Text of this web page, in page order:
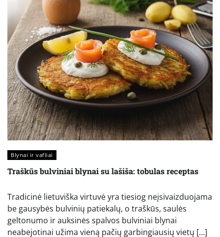
Blynai ir vafliai
Traškūs bulviniai blynai su lašiša: tobulas receptas
Tradicinė lietuviška virtuvė yra tiesiog neįsivaizduojama
be gausybės bulvinių patiekalų, o traškūs, saulės
geltonumo ir auksinės spalvos bulviniai blynai
neabejotinai užima vieną pačių garbingiausių vietų […]